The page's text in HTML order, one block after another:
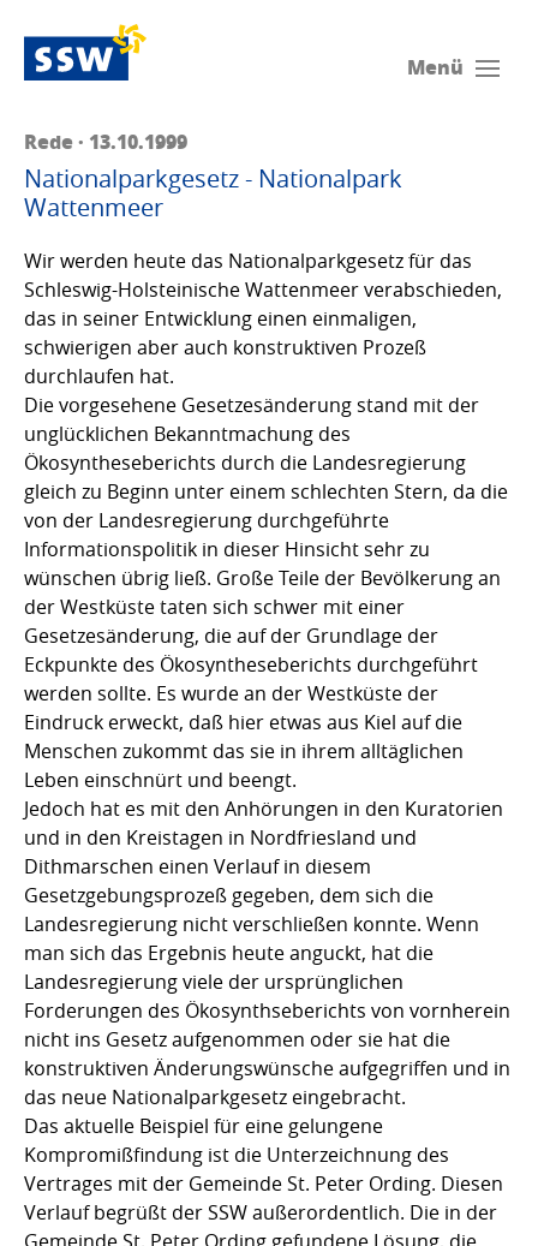
Menü
Rede · 13.10.1999
Nationalparkgesetz - Nationalpark
Wattenmeer
Wir werden heute das Nationalparkgesetz für das
Schleswig-Holsteinische Wattenmeer verabschieden,
das in seiner Entwicklung einen einmaligen,
schwierigen aber auch konstruktiven Prozeß
durchlaufen hat.
Die vorgesehene Gesetzesänderung stand mit der
unglücklichen Bekanntmachung des
Ökosyntheseberichts durch die Landesregierung
gleich zu Beginn unter einem schlechten Stern, da die
von der Landesregierung durchgeführte
Informationspolitik in dieser Hinsicht sehr zu
wünschen übrig ließ. Große Teile der Bevölkerung an
der Westküste taten sich schwer mit einer
Gesetzesänderung, die auf der Grundlage der
Eckpunkte des Ökosyntheseberichts durchgeführt
werden sollte. Es wurde an der Westküste der
Eindruck erweckt, daß hier etwas aus Kiel auf die
Menschen zukommt das sie in ihrem alltäglichen
Leben einschnürt und beengt.
Jedoch hat es mit den Anhörungen in den Kuratorien
und in den Kreistagen in Nordfriesland und
Dithmarschen einen Verlauf in diesem
Gesetzgebungsprozeß gegeben, dem sich die
Landesregierung nicht verschließen konnte. Wenn
man sich das Ergebnis heute anguckt, hat die
Landesregierung viele der ursprünglichen
Forderungen des Ökosynthseberichts von vornherein
nicht ins Gesetz aufgenommen oder sie hat die
konstruktiven Änderungswünsche aufgegriffen und in
das neue Nationalparkgesetz eingebracht.
Das aktuelle Beispiel für eine gelungene
Kompromißfindung ist die Unterzeichnung des
Vertrages mit der Gemeinde St. Peter Ording. Diesen
Verlauf begrüßt der SSW außerordentlich. Die in der